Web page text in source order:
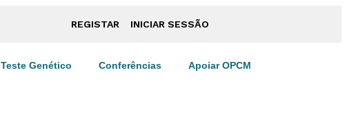
REGISTAR INICIAR SESSÃO
Teste Genético Conferências Apoiar OPCM